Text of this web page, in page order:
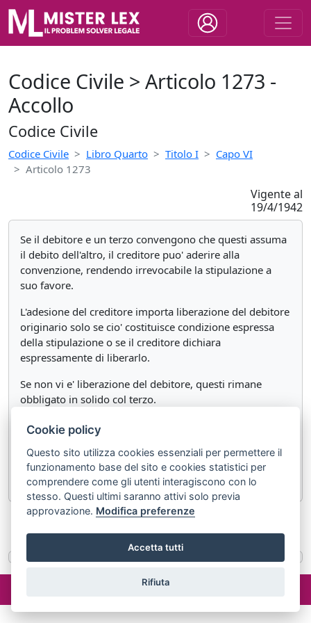
Codice Civile > Articolo 1273 -
Accollo
Codice Civile
Codice Civile Libro Quarto Titolo I
Capo VI
Articolo 1273
Vigente al
19/4/1942
Se il debitore e un terzo convengono che questi assuma
il debito dell'altro, il creditore puo' aderire alla
convenzione, rendendo irrevocabile la stipulazione a
suo favore.
L'adesione del creditore importa liberazione del debitore
originario solo se cio' costituisce condizione espressa
della stipulazione o se il creditore dichiara
espressamente di liberarlo.
Se non vi e' liberazione del debitore, questi rimane
obbligato in solido col terzo.
In ogni caso il terzo e' obbligato verso il creditore che ha
aderito alla stipulazione nei limiti in cui ha assunto il
debito, e puo' opporre al creditore le eccezioni fondate
sul contratto in base al quale l'assunzione e' avvenuta.
redazione@misterlex.it
Cookie policy
Questo sito utilizza cookies essenziali per permettere il
funzionamento base del sito e cookies statistici per
comprendere come gli utenti interagiscono con lo
stesso. Questi ultimi saranno attivi solo previa
approvazione. Modifica preferenze
Accetta tutti
Rifiuta